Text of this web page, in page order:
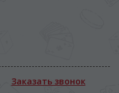
Заказать звонок